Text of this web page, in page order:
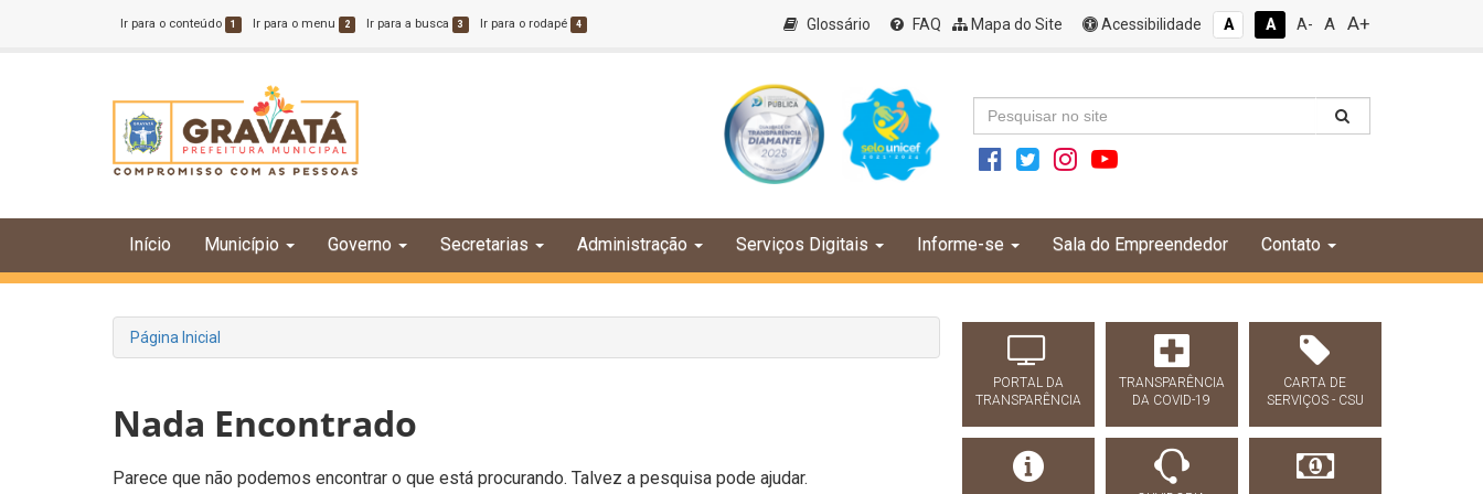
Ir para o conteúdo 1 Ir para o menu 2 Ir para a busca 3 Ir para o rodapé 4 Glossário FAQ Mapa do Site Acessibilidade A A A- A A+
Início Município Governo Secretarias Administração Serviços Digitais Informe-se Sala do Empreendedor Contato
Página Inicial
Nada Encontrado
Parece que não podemos encontrar o que está procurando. Talvez a pesquisa pode ajudar.
PORTAL DA
TRANSPARÊNCIA
TRANSPARÊNCIA
DA COVID-19
CARTA DE
SERVIÇOS - CSU